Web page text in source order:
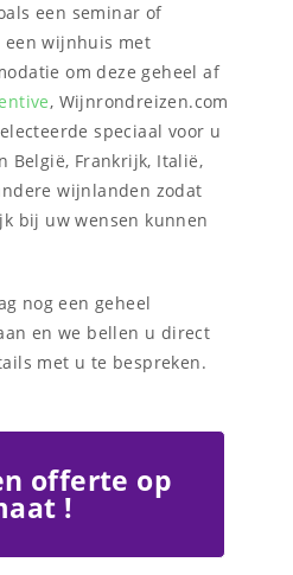
een seminar of
een wijnhuis met
om deze geheel af
, Wijnrondreizen.com
speciaal voor u
België, Frankrijk, Italië,
wijnlanden zodat
bij uw wensen kunnen
nog een geheel
en we bellen u direct
met u te bespreken.
offerte op
!